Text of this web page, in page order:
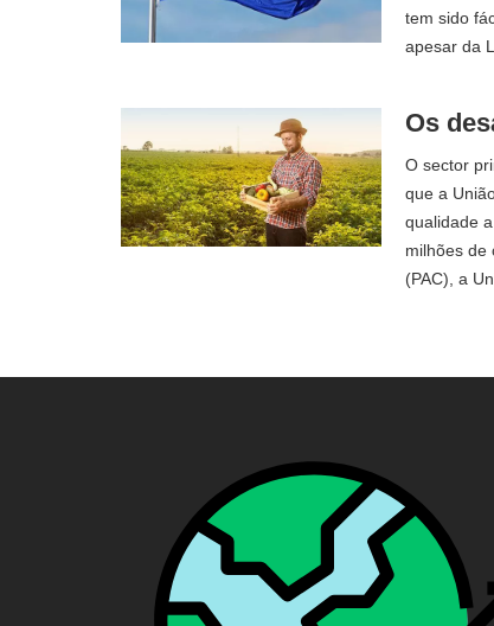
tem sido
apesar da
Os
O sector
que a
qualidade
milhões de
(PAC), a